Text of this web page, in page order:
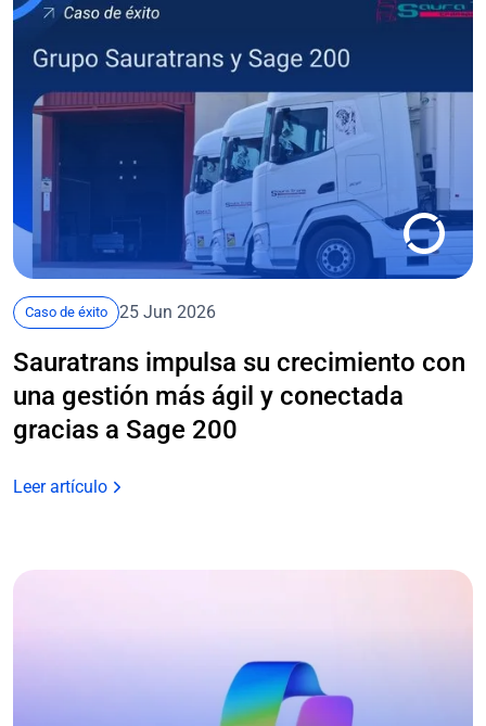
Caso de éxito 25 Jun 2026
Sauratrans impulsa su crecimiento con
una gestión más ágil y conectada
gracias a Sage 200
Leer artículo